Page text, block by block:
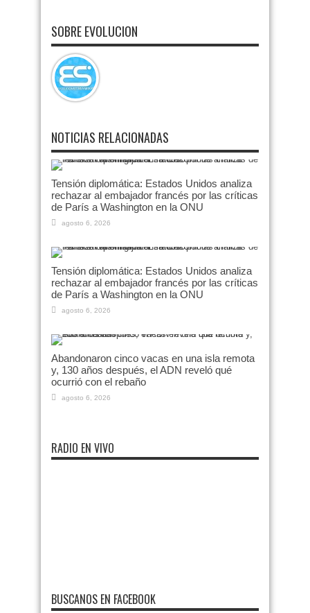
SOBRE EVOLUCION
NOTICIAS RELACIONADAS
Tensión diplomática: Estados Unidos analiza
rechazar al embajador francés por las críticas
de París a Washington en la ONU
agosto 6, 2026
Tensión diplomática: Estados Unidos analiza
rechazar al embajador francés por las críticas
de París a Washington en la ONU
agosto 6, 2026
Abandonaron cinco vacas en una isla remota
y, 130 años después, el ADN reveló qué
ocurrió con el rebaño
agosto 6, 2026
RADIO EN VIVO
BUSCANOS EN FACEBOOK